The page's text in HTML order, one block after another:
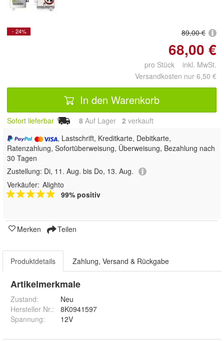
- 24% 89,00 €
68,00 €
pro Stück inkl. MwSt.
Versandkosten nur 6,50 €
In den Warenkorb
Sofort lieferbar 8 Auf Lager 2 verkauft
, Lastschrift, Kreditkarte, Debitkarte,
Ratenzahlung, Sofortüberweisung, Überweisung, Bezahlung nach
30 Tagen
Zustellung: Di, 11. Aug. bis Do, 13. Aug.
Verkäufer: Alighto
99% positiv
Merken Teilen
Produktdetails Zahlung, Versand & Rückgabe
Artikelmerkmale
Zustand:
Neu
Hersteller Nr.:
8K0941597
Spannung: 12V